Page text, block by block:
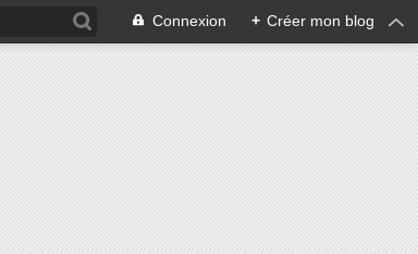
Connexion + Créer mon blog